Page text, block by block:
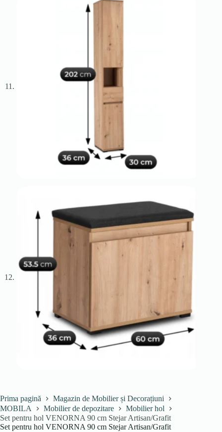
Prima pagină
Magazin de Mobilier și Decorațiuni
MOBILA
Mobilier de depozitare
Mobilier hol
Set pentru hol VENORNA 90 cm Stejar Artisan/Grafit
Set pentru hol VENORNA 90 cm Stejar Artisan/Grafit